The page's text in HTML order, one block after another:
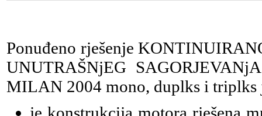
Ponuđeno rješenje
UNUTRAŠNjEG
MILAN 2004 mono, duplks i